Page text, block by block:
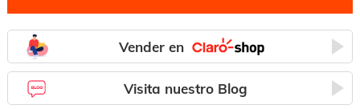
Vender en
Visita nuestro Blog